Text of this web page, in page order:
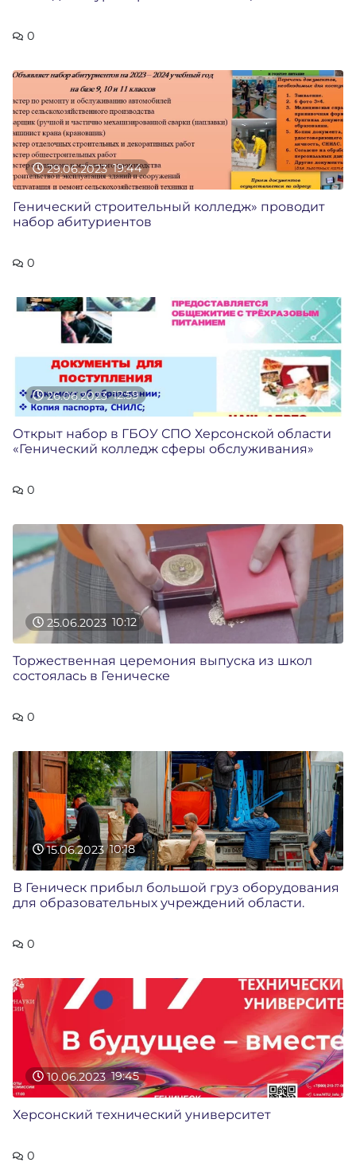
0
29.06.2023 19:44
Генический строительный колледж» проводит
набор абитуриентов
0
26.06.2023 12:59
Открыт набор в ГБОУ СПО Херсонской области
«Генический колледж сферы обслуживания»
0
25.06.2023 10:12
Торжественная церемония выпуска из школ
состоялась в Геническе
0
15.06.2023 10:18
В Геническ прибыл большой груз оборудования
для образовательных учреждений области.
0
10.06.2023 19:45
Херсонский технический университет
0